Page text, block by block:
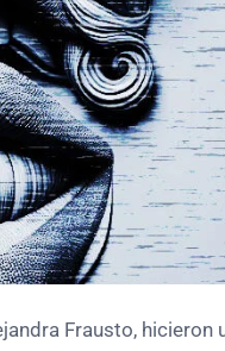
Frausto, hicieron